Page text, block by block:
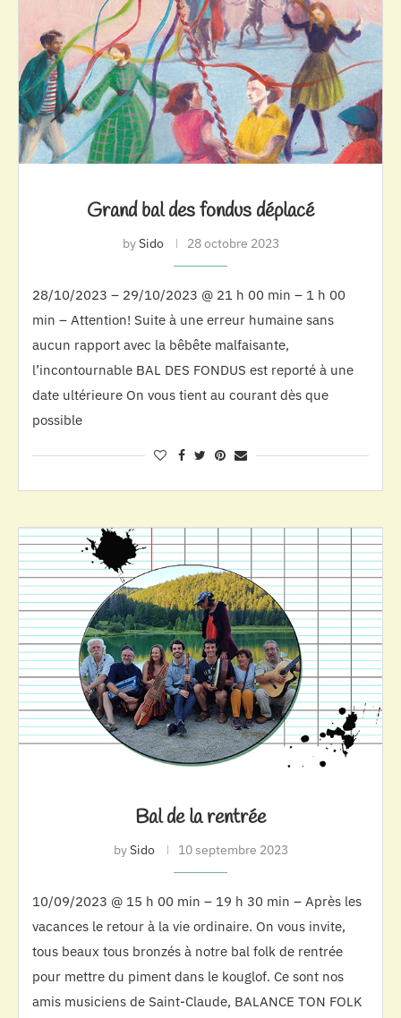
Grand bal des fondus déplacé
bySido 28 octobre 2023
28/10/2023 – 29/10/2023 @ 21 h 00 min – 1 h 00
min – Attention! Suite à une erreur humaine sans
aucun rapport avec la bêbête malfaisante,
l’incontournable BAL DES FONDUS est reporté à une
date ultérieure On vous tient au courant dès que
possible
Bal de la rentrée
bySido 10 septembre 2023
10/09/2023 @ 15 h 00 min – 19 h 30 min – Après les
vacances le retour à la vie ordinaire. On vous invite,
tous beaux tous bronzés à notre bal folk de rentrée
pour mettre du piment dans le kouglof. Ce sont nos
amis musiciens de Saint-Claude, BALANCE TON FOLK